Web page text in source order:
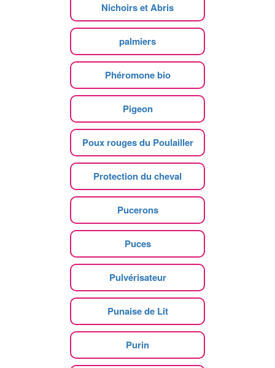
Nichoirs et Abris
palmiers
Phéromone bio
Pigeon
Poux rouges du Poulailler
Protection du cheval
Pucerons
Puces
Pulvérisateur
Punaise de Lit
Purin